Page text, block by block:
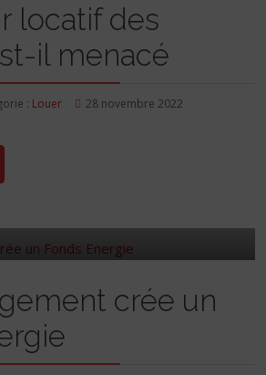
locatif des
il menacé
: Louer 28 novembre 2022
crée un